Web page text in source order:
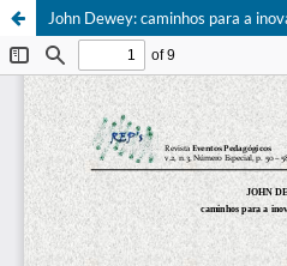
John Dewey: caminhos para a